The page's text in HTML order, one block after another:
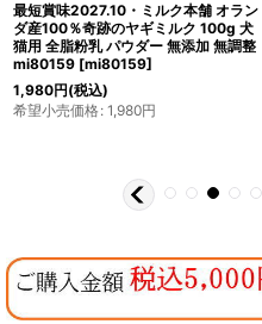
最短賞味2027.10・ミルク本舗 オラン
ダ産100％奇跡のヤギミルク 100g 犬
猫用 全脂粉乳 パウダー 無添加 無調整
mi80159 [mi80159]
1,980円(税込)
希望小売価格: 1,980円